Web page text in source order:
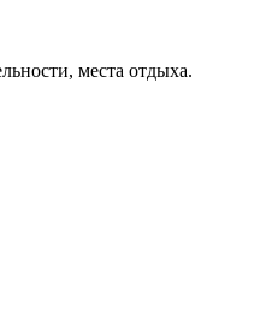
места отдыха.